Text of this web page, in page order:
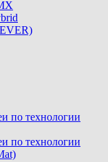
по технологии
по технологии